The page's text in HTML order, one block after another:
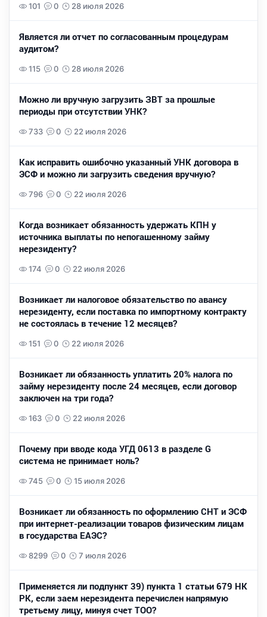
101 0 28 июля 2026
Является ли отчет по согласованным процедурам
аудитом?
115 0 28 июля 2026
Можно ли вручную загрузить ЗВТ за прошлые
периоды при отсутствии УНК?
733 0 22 июля 2026
Как исправить ошибочно указанный УНК договора в
ЭСФ и можно ли загрузить сведения вручную?
796 0 22 июля 2026
Когда возникает обязанность удержать КПН у
источника выплаты по непогашенному займу
нерезиденту?
174 0 22 июля 2026
Возникает ли налоговое обязательство по авансу
нерезиденту, если поставка по импортному контракту
не состоялась в течение 12 месяцев?
151 0 22 июля 2026
Возникает ли обязанность уплатить 20% налога по
займу нерезиденту после 24 месяцев, если договор
заключен на три года?
163 0 22 июля 2026
Почему при вводе кода УГД 0613 в разделе G
система не принимает ноль?
745 0 15 июля 2026
Возникает ли обязанность по оформлению СНТ и ЭСФ
при интернет-реализации товаров физическим лицам
в государства ЕАЭС?
8299 0 7 июля 2026
Применяется ли подпункт 39) пункта 1 статьи 679 НК
РК, если заем нерезидента перечислен напрямую
третьему лицу, минуя счет ТОО?